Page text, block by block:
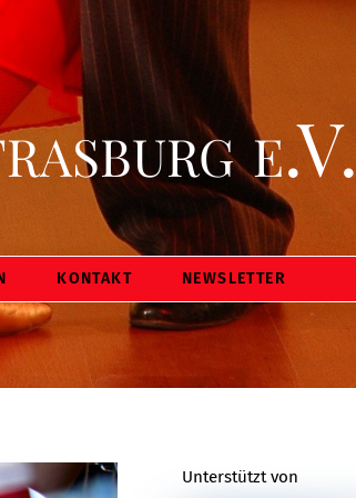
e.V.
KONTAKT NEWSLETTER
Unterstützt von